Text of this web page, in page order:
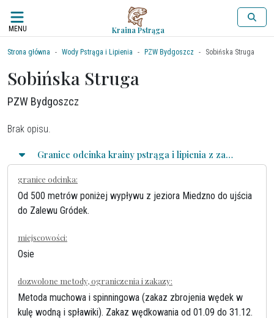
MENU Kraina Pstrąga
Strona główna Wody Pstrąga i Lipienia PZW Bydgoszcz Sobińska Struga
Sobińska Struga
PZW Bydgoszcz
Brak opisu.
Granice odcinka krainy pstrąga i lipienia z zasadami połowu
granice odcinka:
Od 500 metrów poniżej wypływu z jeziora Miedzno do ujścia
do Zalewu Gródek.
miejscowości:
Osie
dozwolone metody, ograniczenia i zakazy:
Metoda muchowa i spinningowa (zakaz zbrojenia wędek w
kulę wodną i spławiki). Zakaz wędkowania od 01.09 do 31.12.